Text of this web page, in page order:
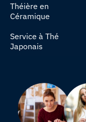
Théière en
Céramique
Service à Thé
Japonais